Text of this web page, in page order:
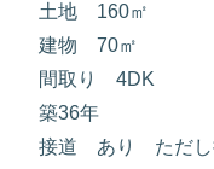
土地 160㎡
建物 70㎡
間取り 4DK
築36年
接道 あり ただし